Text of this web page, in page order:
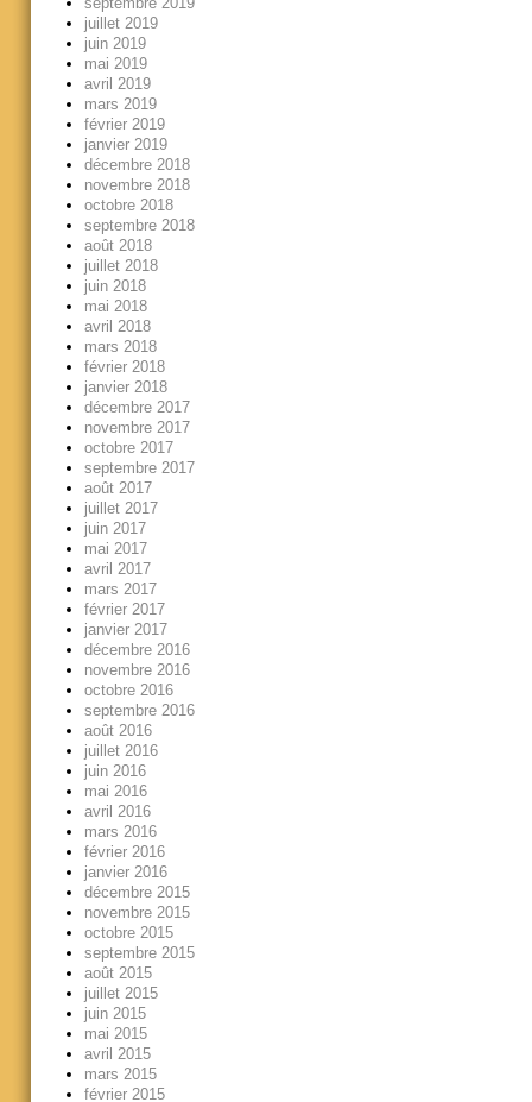
juillet 2019
juin 2019
mai 2019
avril 2019
mars 2019
février 2019
janvier 2019
décembre 2018
novembre 2018
octobre 2018
septembre 2018
août 2018
juillet 2018
juin 2018
mai 2018
avril 2018
mars 2018
février 2018
janvier 2018
décembre 2017
novembre 2017
octobre 2017
septembre 2017
août 2017
juillet 2017
juin 2017
mai 2017
avril 2017
mars 2017
février 2017
janvier 2017
décembre 2016
novembre 2016
octobre 2016
septembre 2016
août 2016
juillet 2016
juin 2016
mai 2016
avril 2016
mars 2016
février 2016
janvier 2016
décembre 2015
novembre 2015
octobre 2015
septembre 2015
août 2015
juillet 2015
juin 2015
mai 2015
avril 2015
mars 2015
février 2015